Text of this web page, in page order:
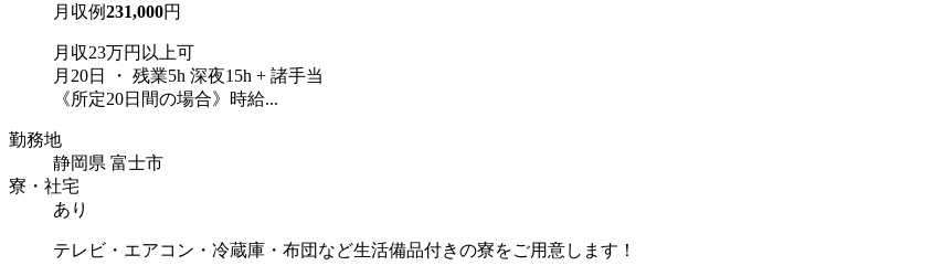
月収例231,000円
月収23万円以上可
月20日 ・ 残業5h 深夜15h + 諸手当
《所定20日間の場合》時給...
勤務地
静岡県 富士市
寮・社宅
あり
テレビ・エアコン・冷蔵庫・布団など生活備品付きの寮をご用意します！